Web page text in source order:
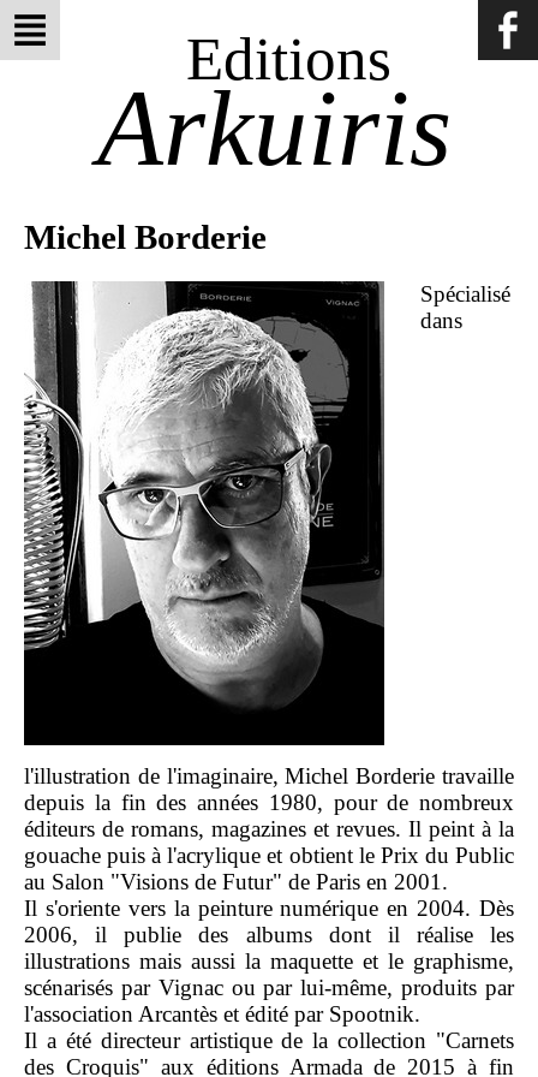
Editions
Arkuiris
Michel Borderie
Spécialisé
dans
l'illustration de l'imaginaire, Michel Borderie travaille
depuis la fin des années 1980, pour de nombreux
éditeurs de romans, magazines et revues. Il peint à la
gouache puis à l'acrylique et obtient le Prix du Public
au Salon "Visions de Futur" de Paris en 2001.
Il s'oriente vers la peinture numérique en 2004. Dès
2006, il publie des albums dont il réalise les
illustrations mais aussi la maquette et le graphisme,
scénarisés par Vignac ou par lui-même, produits par
l'association Arcantès et édité par Spootnik.
Il a été directeur artistique de la collection "Carnets
des Croquis" aux éditions Armada de 2015 à fin